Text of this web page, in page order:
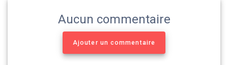
Aucun commentaire
Ajouter un commentaire